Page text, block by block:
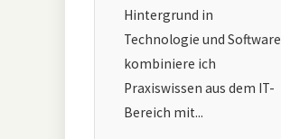
Hintergrund in
Technologie und Software
kombiniere ich
Praxiswissen aus dem IT-
Bereich mit...